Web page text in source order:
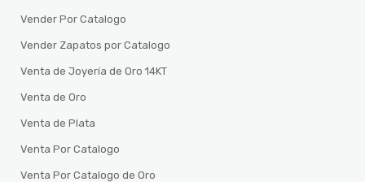
Vender Por Catalogo
Vender Zapatos por Catalogo
Venta de Joyería de Oro 14KT
Venta de Oro
Venta de Plata
Venta Por Catalogo
Venta Por Catalogo de Oro